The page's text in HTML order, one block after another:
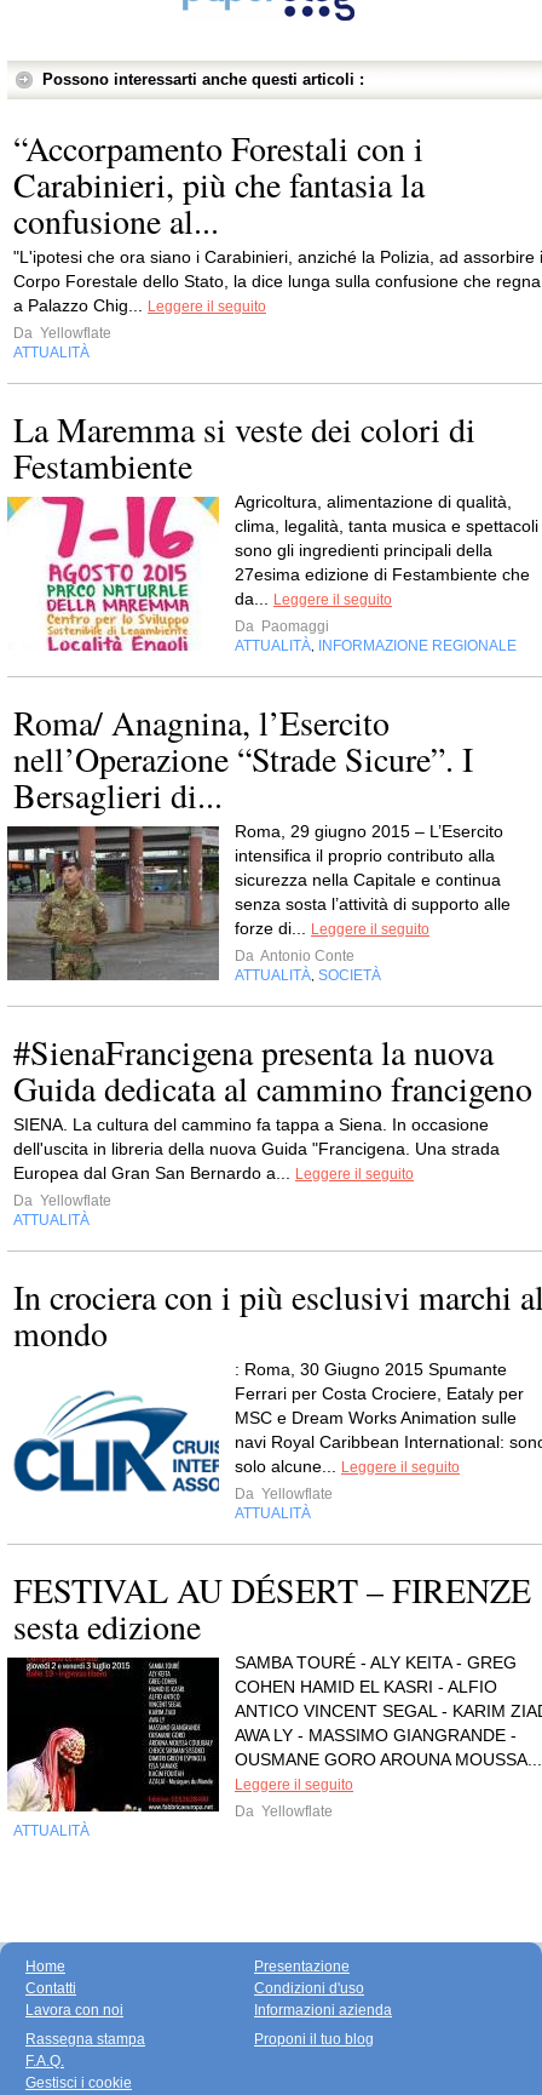
Possono interessarti anche questi articoli :
“Accorpamento Forestali con i
Carabinieri, più che fantasia la
confusione al...
"L'ipotesi che ora siano i Carabinieri, anziché la Polizia, ad assorbire
Corpo Forestale dello Stato, la dice lunga sulla confusione che regna
a Palazzo Chig...
Leggere il seguito
Da Yellowflate
ATTUALITÀ
La Maremma si veste dei colori di
Festambiente
Agricoltura, alimentazione di qualità,
clima, legalità, tanta musica e spettacoli
sono gli ingredienti principali della
27esima edizione di Festambiente che
da...
Leggere il seguito
Da Paomaggi
ATTUALITÀ
INFORMAZIONE REGIONALE
Roma/ Anagnina, l’Esercito
nell’Operazione “Strade Sicure”. I
Bersaglieri di...
Roma, 29 giugno 2015 – L’Esercito
intensifica il proprio contributo alla
sicurezza nella Capitale e continua
senza sosta l’attività di supporto alle
forze di...
Leggere il seguito
Da Antonio Conte
ATTUALITÀ SOCIETÀ
#SienaFrancigena presenta la nuova
Guida dedicata al cammino francigeno
SIENA. La cultura del cammino fa tappa a Siena. In occasione
dell'uscita in libreria della nuova Guida "Francigena. Una strada
Europea dal Gran San Bernardo a...
Leggere il seguito
Da Yellowflate
ATTUALITÀ
In crociera con i più esclusivi marchi
mondo
: Roma, 30 Giugno 2015 Spumante
Ferrari per Costa Crociere, Eataly per
MSC e Dream Works Animation sulle
navi Royal Caribbean International:
solo alcune...
Leggere il seguito
Da Yellowflate
ATTUALITÀ
FESTIVAL AU DÉSERT – FIRENZE
sesta edizione
SAMBA TOURÉ - ALY KEITA - GREG
COHEN HAMID EL KASRI - ALFIO
ANTICO VINCENT SEGAL - KARIM
AWA LY - MASSIMO GIANGRANDE -
OUSMANE GORO AROUNA MOUSSA...
Leggere il seguito
Da Yellowflate
ATTUALITÀ
Home
Contatti
Lavora con noi
Presentazione
Condizioni d'uso
Informazioni azienda
Rassegna stampa
F.A.Q.
Gestisci i cookie
Proponi il tuo blog